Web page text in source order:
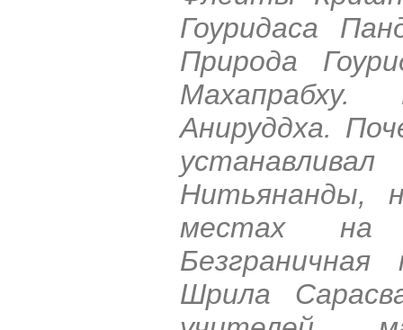
Гоуридаса
Природа
Махапрабху.
Анируддха.
Нитьянанды,
местах на
Шрила